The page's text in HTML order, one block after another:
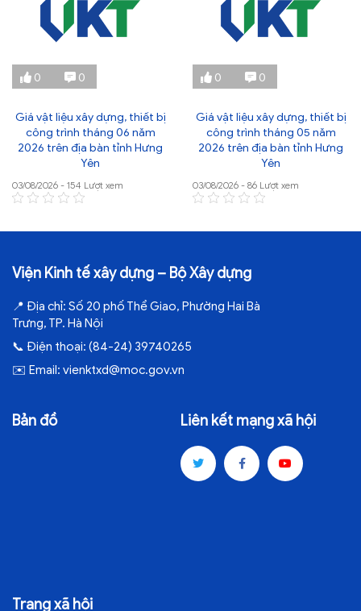
0 0
Giá vật liệu xây dựng, thiết bị
công trình tháng 06 năm
2026 trên địa bàn tỉnh Hưng
Yên
03/08/2026 - 154 Lượt xem
0 0
Giá vật liệu xây dựng, thiết bị
công trình tháng 05 năm
2026 trên địa bàn tỉnh Hưng
Yên
03/08/2026 - 86 Lượt xem
Viện Kinh tế xây dựng – Bộ Xây dựng
📍 Địa chỉ: Số 20 phố Thể Giao, Phường Hai Bà
Trưng, TP. Hà Nội
📞 Điện thoại: (84-24) 39740265
✉️ Email: vienktxd@moc.gov.vn
Bản đồ Liên kết mạng xã hội
Trang xã hội